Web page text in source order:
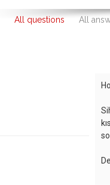
All questions All